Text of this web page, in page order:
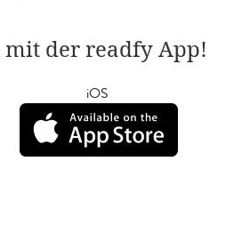
mit der readfy App!
iOS